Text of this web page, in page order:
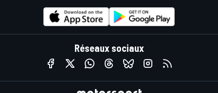
Réseaux sociaux